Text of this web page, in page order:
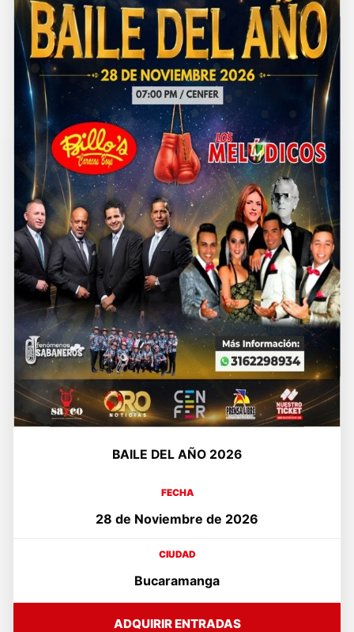
BAILE DEL AÑO 2026
FECHA
28 de Noviembre de 2026
CIUDAD
Bucaramanga
ADQUIRIR ENTRADAS